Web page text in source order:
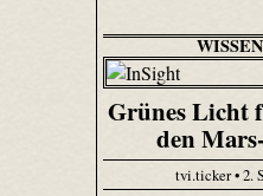
Grünes Licht
den
tvi.ticker • 2.